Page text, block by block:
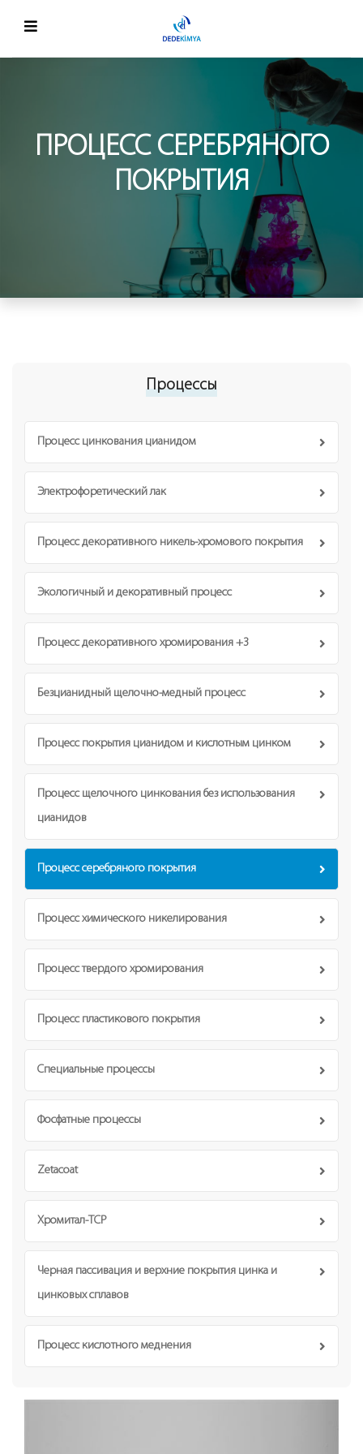
ПРОЦЕСС СЕРЕБРЯНОГО
ПОКРЫТИЯ
Процессы
Процесс цинкования цианидом
Электрофоретический лак
Процесс декоративного никель-хромового покрытия
Экологичный и декоративный процесс
Процесс декоративного хромирования +3
Безцианидный щелочно-медный процесс
Процесс покрытия цианидом и кислотным цинком
Процесс щелочного цинкования без использования
цианидов
Процесс серебряного покрытия
Процесс химического никелирования
Процесс твердого хромирования
Процесс пластикового покрытия
Специальные процессы
Фосфатные процессы
Zetacoat
Хромитал-TCP
Черная пассивация и верхние покрытия цинка и
цинковых сплавов
Процесс кислотного меднения